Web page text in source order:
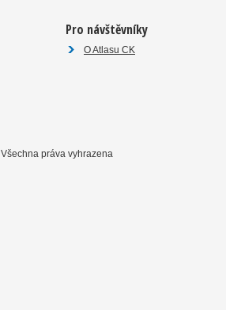
Pro návštěvníky
O Atlasu CK
Všechna práva vyhrazena